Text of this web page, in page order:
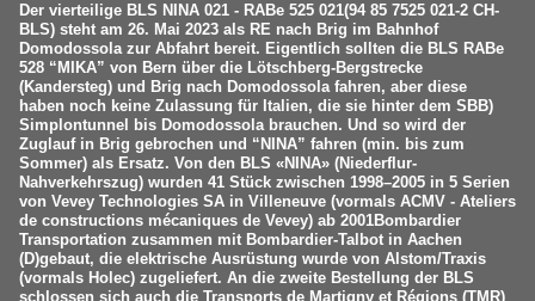
Der vierteilige BLS NINA 021 - RABe 525 021(94 85 7525 021-2 CH-
BLS) steht am 26. Mai 2023 als RE nach Brig im Bahnhof
Domodossola zur Abfahrt bereit. Eigentlich sollten die BLS RABe
528 “MIKA” von Bern über die Lötschberg-Bergstrecke
(Kandersteg) und Brig nach Domodossola fahren, aber diese
haben noch keine Zulassung für Italien, die sie hinter dem SBB)
Simplontunnel bis Domodossola brauchen. Und so wird der
Zuglauf in Brig gebrochen und “NINA” fahren (min. bis zum
Sommer) als Ersatz. Von den BLS «NINA» (Niederflur-
Nahverkehrszug) wurden 41 Stück zwischen 1998–2005 in 5 Serien
von Vevey Technologies SA in Villeneuve (vormals ACMV - Ateliers
de constructions mécaniques de Vevey) ab 2001Bombardier
Transportation zusammen mit Bombardier-Talbot in Aachen
(D)gebaut, die elektrische Ausrüstung wurde von Alstom/Traxis
(vormals Holec) zugeliefert. An die zweite Bestellung der BLS
schlossen sich auch die Transports de Martigny et Régions (TMR)